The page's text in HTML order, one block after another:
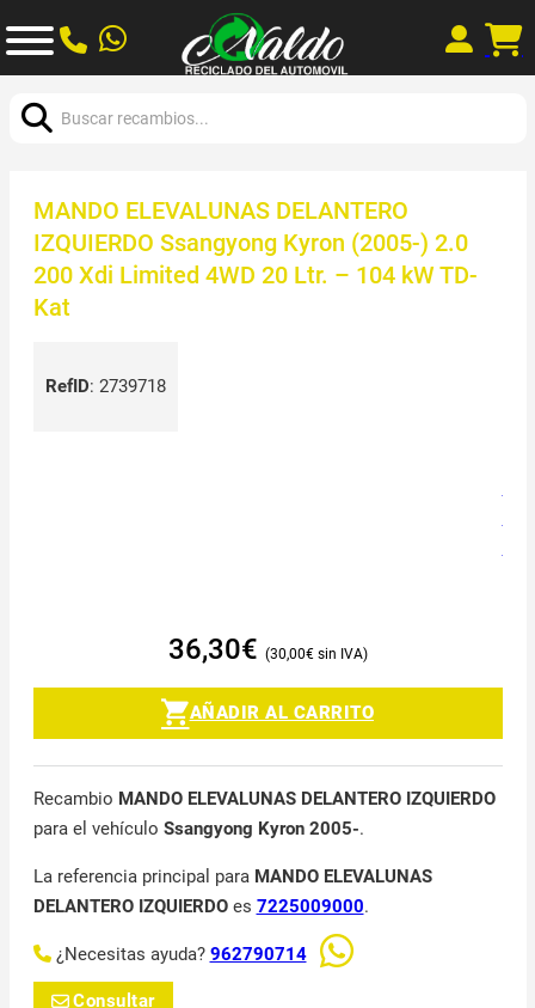
MANDO ELEVALUNAS DELANTERO
IZQUIERDO Ssangyong Kyron (2005-) 2.0
200 Xdi Limited 4WD 20 Ltr. – 104 kW TD-
Kat
RefID: 2739718
36,30€ 30,00€
AÑADIR AL CARRITO
Recambio MANDO ELEVALUNAS DELANTERO IZQUIERDO
para el vehículo Ssangyong Kyron 2005-.
La referencia principal para MANDO ELEVALUNAS
DELANTERO IZQUIERDOes 7225009000.
¿Necesitas ayuda? 962790714
Consultar